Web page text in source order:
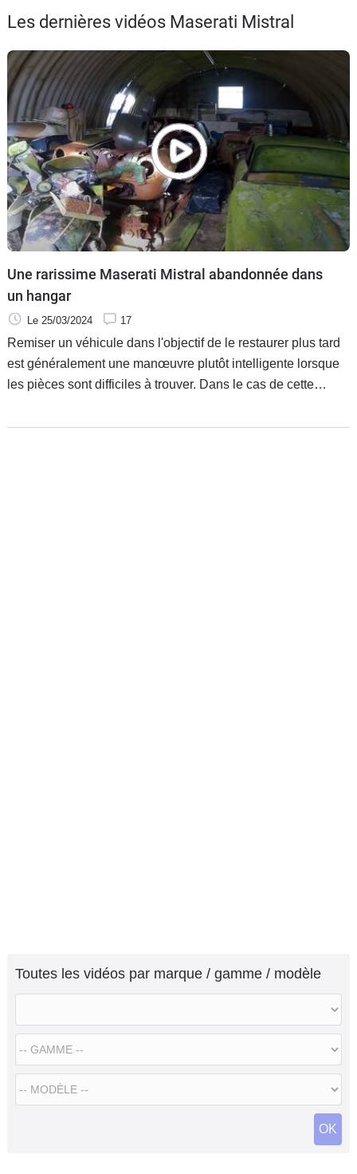
Flottes
Services
Forum
Moto
Marques
Les dernières vidéos Maserati Mistral
Une rarissime Maserati Mistral abandonnée dans
un hangar
Le 25/03/2024 17
Remiser un véhicule dans l'objectif de le restaurer plus tard
est généralement une manœuvre plutôt intelligente lorsque
les pièces sont difficiles à trouver. Dans le cas de cette
dépassé le champ d'action du propriétaire avec un projet
Toutes les vidéos par marque / gamme / modèle
OK